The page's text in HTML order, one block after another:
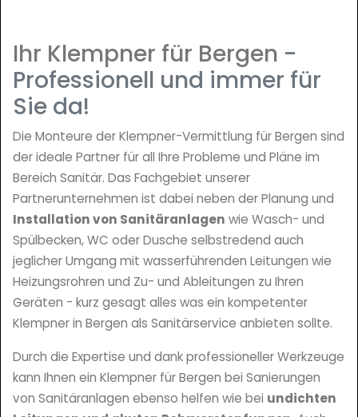
Ihr Klempner für Bergen -
Professionell und immer für
Sie da!
Die Monteure der Klempner-Vermittlung für Bergen sind
der ideale Partner für all Ihre Probleme und Pläne im
Bereich Sanitär. Das Fachgebiet unserer
Partnerunternehmen ist dabei neben der Planung und
Installation von Sanitäranlagen wie Wasch- und
Spülbecken, WC oder Dusche selbstredend auch
jeglicher Umgang mit wasserführenden Leitungen wie
Heizungsrohren und Zu- und Ableitungen zu Ihren
Geräten - kurz gesagt alles was ein kompetenter
Klempner in Bergen als Sanitärservice anbieten sollte.
Durch die Expertise und dank professioneller Werkzeuge
kann Ihnen ein Klempner für Bergen bei Sanierungen
von Sanitäranlagen ebenso helfen wie bei undichten